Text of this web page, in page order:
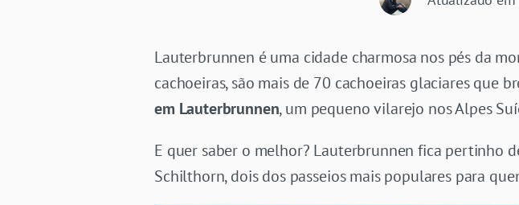
Lauterbrunnen é uma cidade charmosa nos pés da
cachoeiras, são mais de 70 cachoeiras glaciares que
em Lauterbrunnen, um pequeno vilarejo nos Alpes
E quer saber o melhor? Lauterbrunnen fica pertinho
Schilthorn, dois dos passeios mais populares para